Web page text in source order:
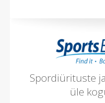
Spordiürituste
üle